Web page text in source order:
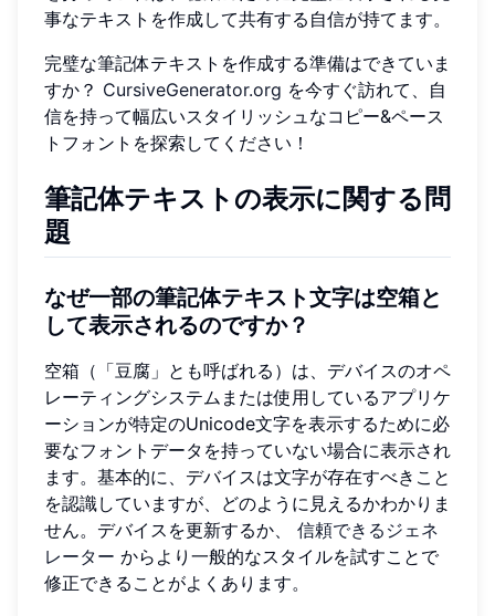
事なテキストを作成して共有する自信が持てます。
完璧な筆記体テキストを作成する準備はできていま
すか？ CursiveGenerator.org を今すぐ訪れて、自
信を持って幅広いスタイリッシュなコピー&ペース
トフォントを探索してください！
筆記体テキストの表示に関する問
題
なぜ一部の筆記体テキスト文字は空箱と
して表示されるのですか？
空箱（「豆腐」とも呼ばれる）は、デバイスのオペ
レーティングシステムまたは使用しているアプリケ
ーションが特定のUnicode文字を表示するために必
要なフォントデータを持っていない場合に表示され
ます。基本的に、デバイスは文字が存在すべきこと
を認識していますが、どのように見えるかわかりま
せん。デバイスを更新するか、 信頼できるジェネ
レーター からより一般的なスタイルを試すことで
修正できることがよくあります。